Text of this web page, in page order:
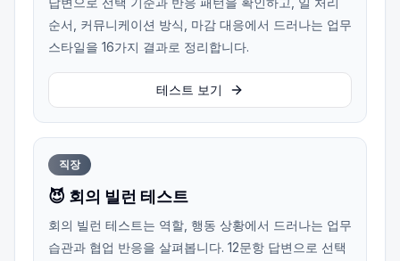
순서, 커뮤니케이션 방식, 마감 대응에서 드러나는 업무
스타일을 16가지 결과로 정리합니다.
테스트 보기
직장
😈 회의 빌런 테스트
회의 빌런 테스트는 역할, 행동 상황에서 드러나는 업무
습관과 협업 반응을 살펴봅니다. 12문항 답변으로 선택